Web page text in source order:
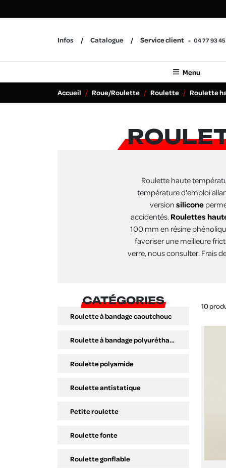
Infos Catalogue Service client 04 77 93
Menu
Accueil Roue/Roulette Roulette Roulette
Roulette haute
température d'emploi
versionsilicone
accidentés.Roulettes
100 mm en résine
favoriser une meilleure
verre, nous consulter. Frais
CATÉGORIES
Roulette à bandage caoutchouc
Roulette à bandage polyuréthane
Roulette polyamide
Roulette antistatique
Petite roulette
Roulette fonte
Roulette gonflable
10